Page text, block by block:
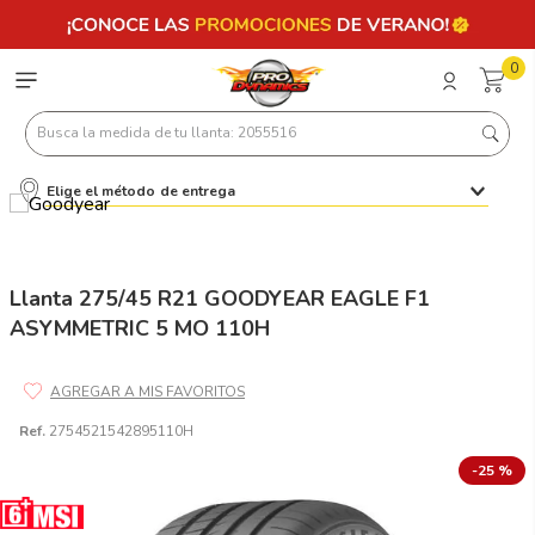
0
Busca la medida de tu llanta: 2055516
Elige el método de entrega
Llanta 275/45 R21 GOODYEAR EAGLE F1
ASYMMETRIC 5 MO 110H
Ref. 2754521542895110H
-25 %
Términos más buscados
3